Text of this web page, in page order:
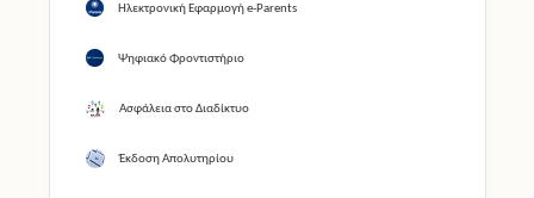
Ηλεκτρονική Εφαρμογή e-Parents
Ψηφιακό Φροντιστήριο
Ασφάλεια στο Διαδίκτυο
Έκδοση Απολυτηρίου